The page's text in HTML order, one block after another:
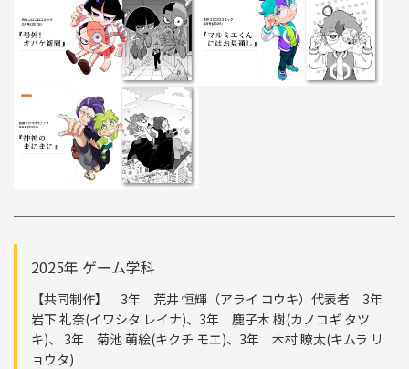
2025年 ゲーム学科
【共同制作】 3年 荒井 恒輝（アライ コウキ）代表者 3年
岩下 礼奈(イワシタ レイナ)、3年 鹿子木 樹(カノコギ タツ
キ)、 3年 菊池 萌絵(キクチ モエ)、3年 木村 瞭太(キムラ リ
ョウタ)